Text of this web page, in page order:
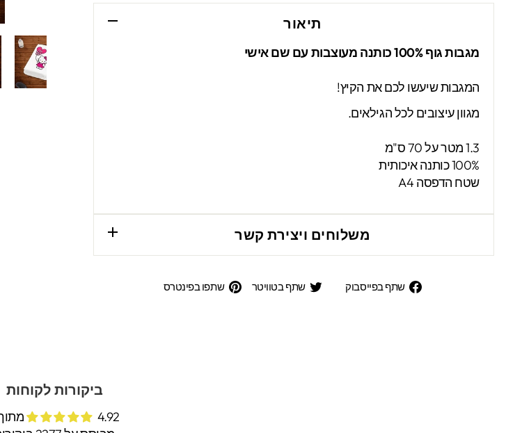
תיאור
מגבות גוף 100% כותנה מעוצבות עם שם אישי
המגבות שיעשו לכם את הקיץ!
מגוון עיצובים לכל הגילאים.
1.3 מטר על 70 ס"מ
100% כותנה איכותית
שטח הדפסה A4
משלוחים ויצירת קשר
שתף בפייסבוק
שתף שתף בטוויטר
שתףשתפו בפינטרס
ביקורות לקוחות
4.92 מתוך 5